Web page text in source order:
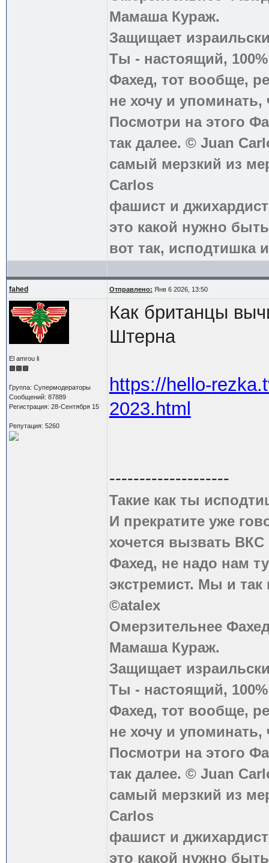
Мамаша Кураж.
Защищает
Ты - настоящий,
Фахед, тот вообще,
не хочу и
Посмотри на этого
так далее. © Juan
самый мерзкий из
Carlos
фашист и
это какой нужно
вот так, исподтишка
fahed Отправлено: Янв 6 2026, 13:50
El amrou li
Группа: Супермодераторы
Сообщений: 87889
Регистрация: 28-Сентября 15
Репутация: 5260
Как британцы
Штерна
https://hello-
2023.html
--------------------
Такие как ты
И прекратите уже
хочется вызвать
Фахед, не надо нам
экстремист. Мы и
©atalex
Омерзительнее
Мамаша Кураж.
Защищает
Ты - настоящий,
Фахед, тот вообще,
не хочу и
Посмотри на этого
так далее. © Juan
самый мерзкий из
Carlos
фашист и
это какой нужно